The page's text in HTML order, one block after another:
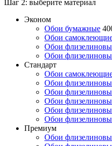
Шаг 2: выберите материал
Эконом
Обои бумажные
Обои
Обои
Обои
Стандарт
Обои
Обои
Обои
Обои
Обои
Обои
Премиум
Обои